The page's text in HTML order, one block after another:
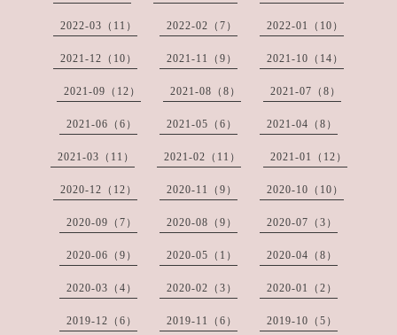
2022-03（11） 2022-02（7） 2022-01（10）
2021-12（10） 2021-11（9） 2021-10（14）
2021-09（12） 2021-08（8） 2021-07（8）
2021-06（6） 2021-05（6） 2021-04（8）
2021-03（11） 2021-02（11） 2021-01（12）
2020-12（12） 2020-11（9） 2020-10（10）
2020-09（7） 2020-08（9） 2020-07（3）
2020-06（9） 2020-05（1） 2020-04（8）
2020-03（4） 2020-02（3） 2020-01（2）
2019-12（6） 2019-11（6） 2019-10（5）